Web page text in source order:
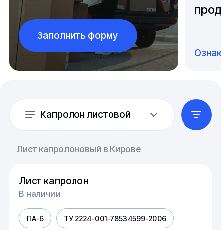
Заполнить форму
Капролон листовой
Лист капролоновый в Кирове
Лист капролон
В наличии
ПА-6 ТУ 2224-001-78534599-2006